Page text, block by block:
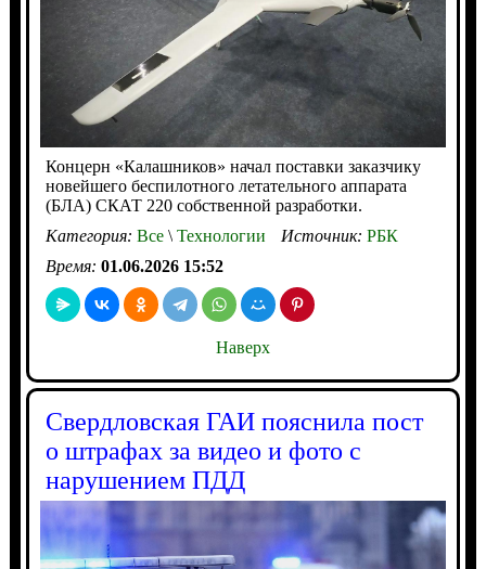
Концерн «Калашников» начал поставки заказчику
новейшего беспилотного летательного аппарата
(БЛА) СКАТ 220 собственной разработки.
Категория: Все\Технологии Источник: РБК
Время: 01.06.2026 15:52
Наверх
Свердловская ГАИ пояснила пост
о штрафах за видео и фото с
нарушением ПДД